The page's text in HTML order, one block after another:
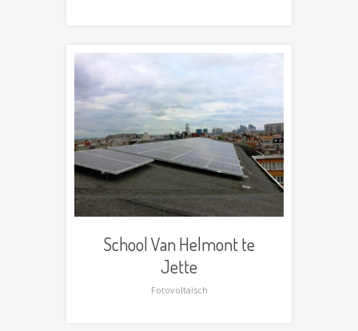
School Van Helmont te
Jette
Fotovoltaïsch